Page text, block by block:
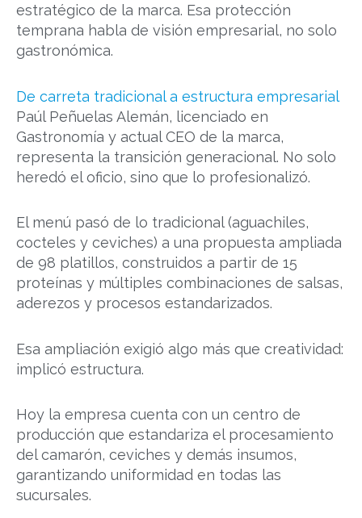
estratégico de la marca. Esa protección
temprana habla de visión empresarial, no solo
gastronómica.
De carreta tradicional a estructura empresarial
Paúl Peñuelas Alemán, licenciado en
Gastronomía y actual CEO de la marca,
representa la transición generacional. No solo
heredó el oficio, sino que lo profesionalizó.
El menú pasó de lo tradicional (aguachiles,
cocteles y ceviches) a una propuesta ampliada
de 98 platillos, construidos a partir de 15
proteínas y múltiples combinaciones de salsas,
aderezos y procesos estandarizados.
Esa ampliación exigió algo más que creatividad:
implicó estructura.
Hoy la empresa cuenta con un centro de
producción que estandariza el procesamiento
del camarón, ceviches y demás insumos,
garantizando uniformidad en todas las
sucursales.